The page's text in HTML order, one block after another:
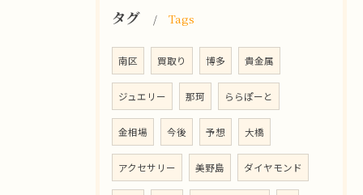
タグ Tags
南区 買取り 博多 貴金属
ジュエリー 那珂 ららぽーと
金相場 今後 予想 大橋
アクセサリー 美野島 ダイヤモンド